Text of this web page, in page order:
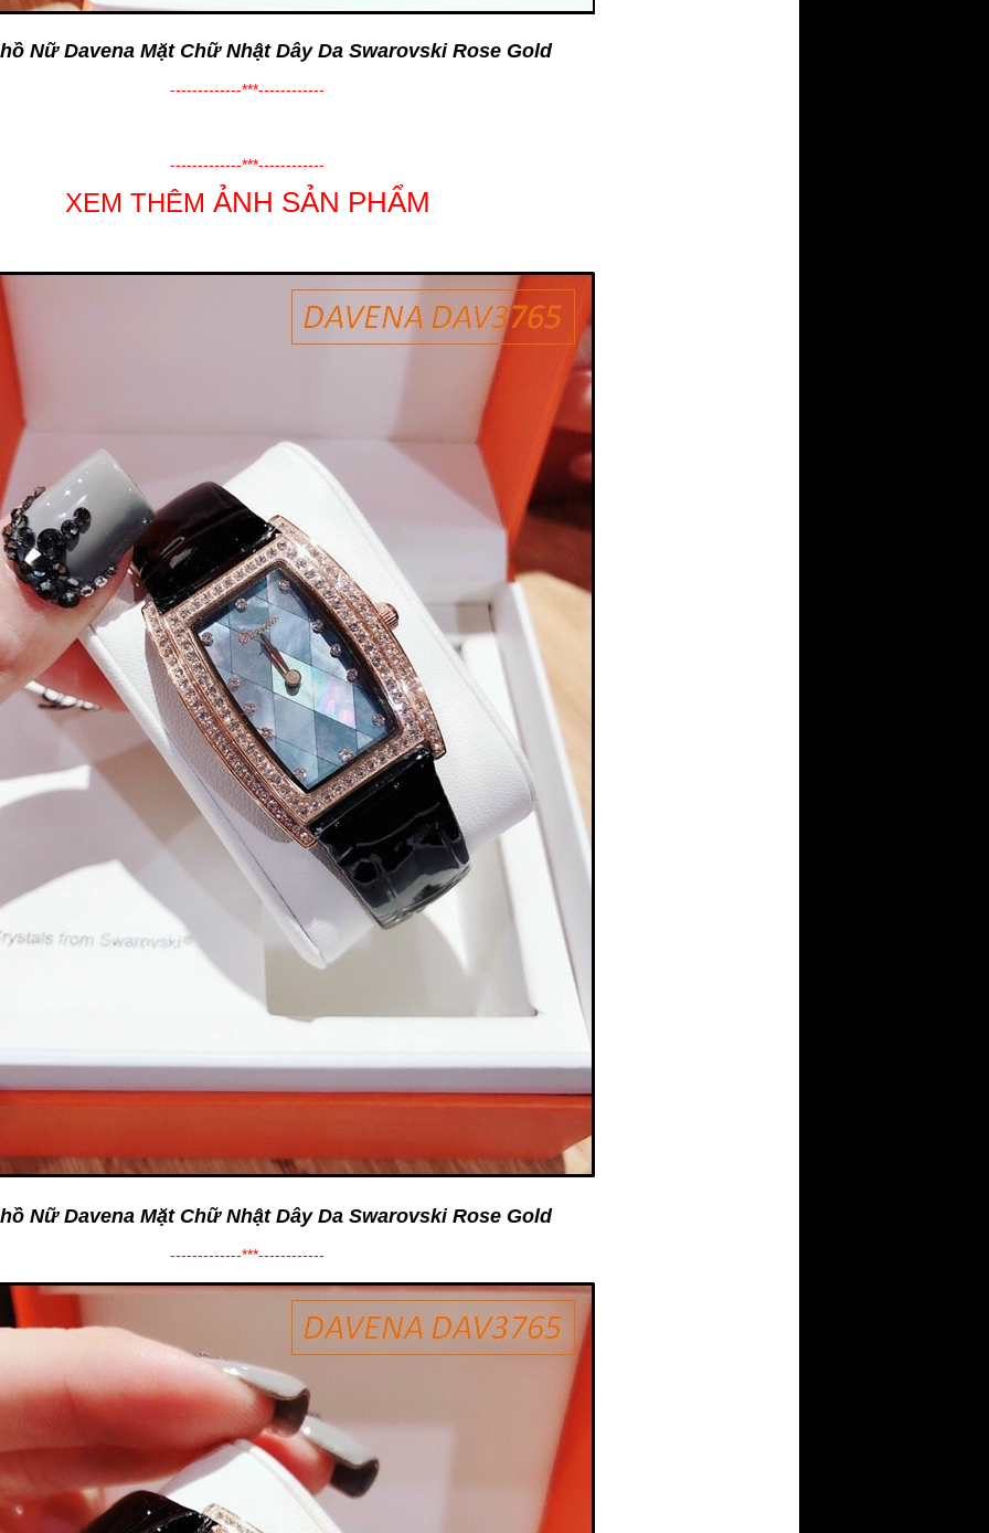
Nữ Davena Mặt Chữ Nhật Dây Da Swarovski Rose Gold
-------------***------------
-------------***------------
XEM THÊM ẢNH SẢN PHẨM
Nữ Davena Mặt Chữ Nhật Dây Da Swarovski Rose Gold
-------------***------------